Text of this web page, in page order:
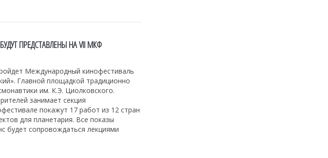
ПРЕДСТАВЛЕНЫ НА VII МКФ
Международный кинофестиваль
Главной площадкой традиционно
им. К.Э. Циолковского.
занимает секция
покажут 17 работ из 12 стран
для планетария. Все показы
будет сопровождаться лекциями